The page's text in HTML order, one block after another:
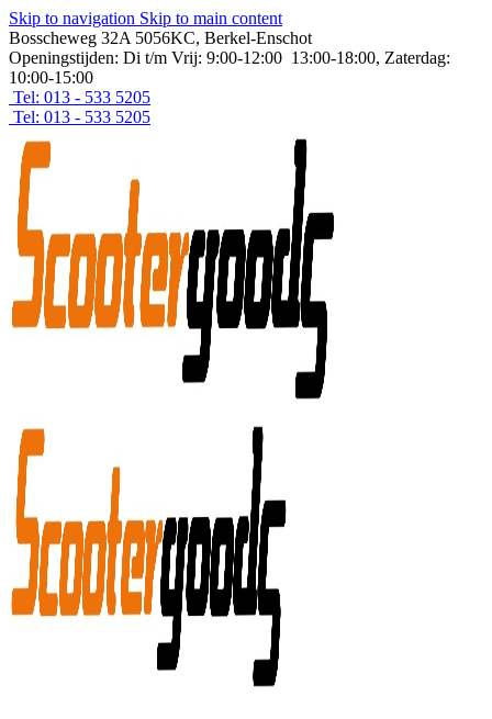
Skip to navigation Skip to main content
Bosscheweg 32A 5056KC, Berkel-Enschot
Openingstijden: Di t/m Vrij: 9:00-12:00 13:00-18:00, Zaterdag:
10:00-15:00
Tel: 013 - 533 5205
Tel: 013 - 533 5205